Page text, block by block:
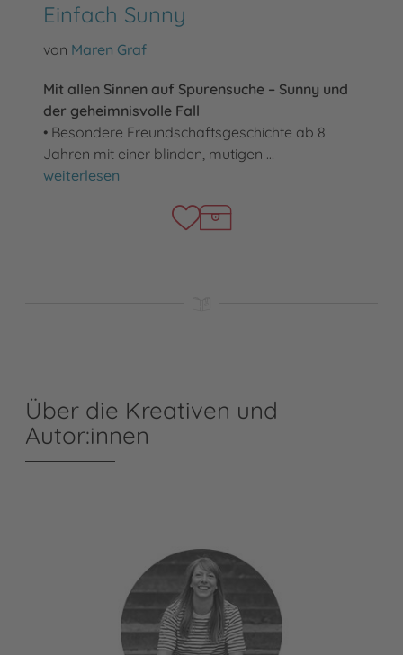
Einfach Sunny
von Maren Graf
Mit allen Sinnen auf Spurensuche – Sunny und
der geheimnisvolle Fall
• Besondere Freundschaftsgeschichte ab 8
Jahren mit einer blinden, mutigen …
Einfach Sunny
weiterlesen
Über die Kreativen und
Autor:innen